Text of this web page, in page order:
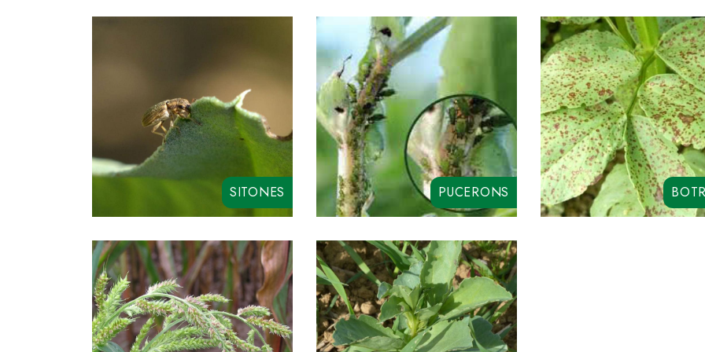
RYCAR SC SYNCHRO
SITONES
RYCAR SC SYNCHRO
PUCERONS
DAZITOL